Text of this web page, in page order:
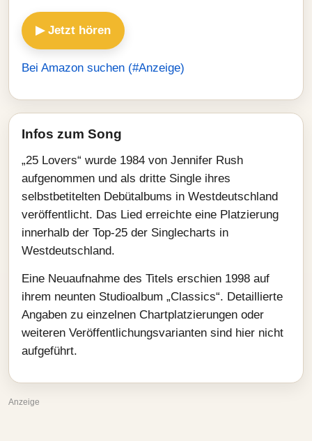
▶ Jetzt hören
Bei Amazon suchen (#Anzeige)
Infos zum Song
„25 Lovers“ wurde 1984 von Jennifer Rush
aufgenommen und als dritte Single ihres
selbstbetitelten Debütalbums in Westdeutschland
veröffentlicht. Das Lied erreichte eine Platzierung
innerhalb der Top‑25 der Singlecharts in
Westdeutschland.
Eine Neuaufnahme des Titels erschien 1998 auf
ihrem neunten Studioalbum „Classics“. Detaillierte
Angaben zu einzelnen Chartplatzierungen oder
weiteren Veröffentlichungsvarianten sind hier nicht
aufgeführt.
Anzeige